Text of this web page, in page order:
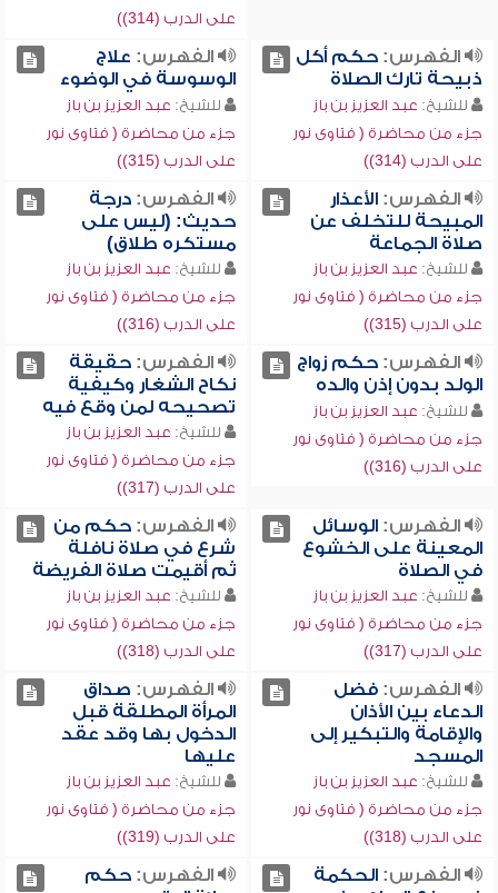
على الدرب (314))
الفهرس:حكم أكل
ذبيحة تارك الصلاة
للشيخ: عبد العزيز بن باز
جزء من محاضرة ( فتاوى نور
على الدرب (314))
الفهرس: علاج
الوسوسة في الوضوء
للشيخ: عبد العزيز بن باز
جزء من محاضرة ( فتاوى نور
على الدرب (315))
الفهرس:الأعذار
المبيحة للتخلف عن
صلاة الجماعة
للشيخ: عبد العزيز بن باز
جزء من محاضرة ( فتاوى نور
على الدرب (315))
الفهرس:درجة
حديث: (ليس على
مستكره طلاق)
للشيخ: عبد العزيز بن باز
جزء من محاضرة ( فتاوى نور
على الدرب (316))
الفهرس:حكم زواج
الولد بدون إذن والده
للشيخ: عبد العزيز بن باز
جزء من محاضرة ( فتاوى نور
على الدرب (316))
الفهرس:حقيقة
نكاح الشغار وكيفية
تصحيحه لمن وقع فيه
للشيخ: عبد العزيز بن باز
جزء من محاضرة ( فتاوى نور
على الدرب (317))
الفهرس:الوسائل
المعينة على الخشوع
في الصلاة
للشيخ: عبد العزيز بن باز
جزء من محاضرة ( فتاوى نور
على الدرب (317))
الفهرس:حكم من
شرع في صلاة نافلة
ثم أقيمت صلاة الفريضة
للشيخ: عبد العزيز بن باز
جزء من محاضرة ( فتاوى نور
على الدرب (318))
الفهرس:فضل
الدعاء بين الأذان
والإقامة والتبكير إلى
المسجد
للشيخ: عبد العزيز بن باز
جزء من محاضرة ( فتاوى نور
على الدرب (318))
الفهرس: صداق
المرأة المطلقة قبل
الدخول بها وقد عقد
عليها
للشيخ: عبد العزيز بن باز
جزء من محاضرة ( فتاوى نور
على الدرب (319))
الفهرس:الحكمة
الفهرس:حكم